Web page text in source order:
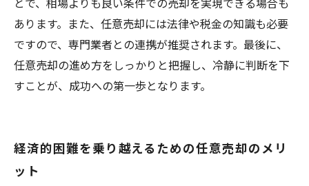
あります。また、任意売却には法律や税金の知識も必要
ですので、専門業者との連携が推奨されます。最後に、
任意売却の進め方をしっかりと把握し、冷静に判断を下
すことが、成功への第一歩となります。
経済的困難を乗り越えるための任意売却のメリ
ット